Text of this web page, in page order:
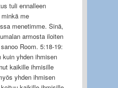
tuli ennalleen
me
menetimme. Sinä,
armosta iloiten
Room. 5:18-19:
kuin yhden ihmisen
kaikille ihmisille
yhden ihmisen